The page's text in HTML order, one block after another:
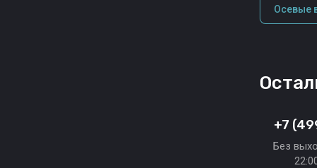
Осевые
+7
Без